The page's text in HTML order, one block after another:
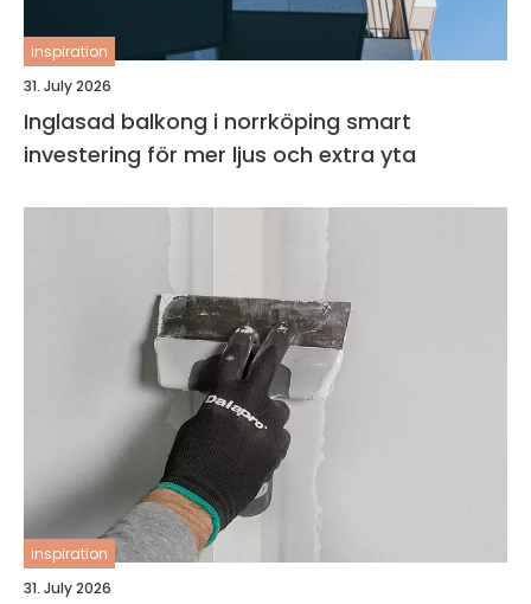
inspiration
31. July 2026
Inglasad balkong i norrköping smart
investering för mer ljus och extra yta
inspiration
31. July 2026